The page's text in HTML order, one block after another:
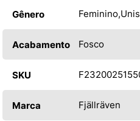
Gênero Feminino
Acabamento Fosco
SKU
Marca Fjällräven